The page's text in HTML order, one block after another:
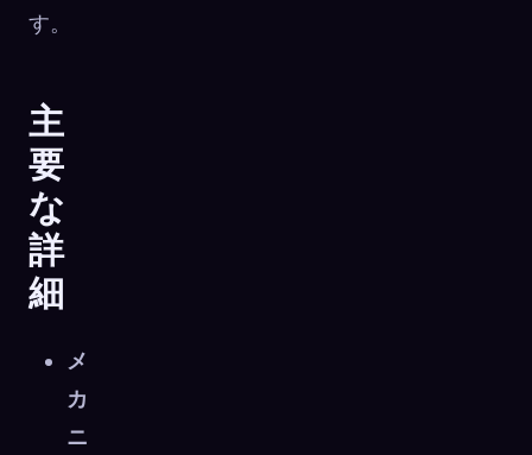
す。
主
要
な
詳
細
メ
カ
ニ